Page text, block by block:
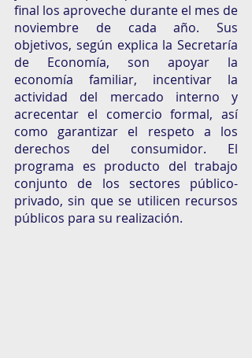
final los aproveche durante el mes de
noviembre de cada año. Sus
objetivos, según explica la Secretaría
de Economía, son apoyar la
economía familiar, incentivar la
actividad del mercado interno y
acrecentar el comercio formal, así
como garantizar el respeto a los
derechos del consumidor. El
programa es producto del trabajo
conjunto de los sectores público-
privado, sin que se utilicen recursos
públicos para su realización.